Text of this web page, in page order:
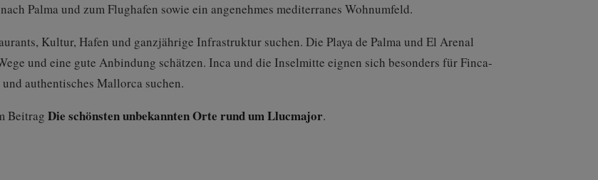
Palma und zum Flughafen sowie ein angenehmes mediterranes Wohnumfeld.
Kultur, Hafen und ganzjährige Infrastruktur suchen. Die Playa de Palma und El Arenal
und eine gute Anbindung schätzen. Inca und die Inselmitte eignen sich besonders für Finca-
authentisches Mallorca suchen.
Beitrag Die schönsten unbekannten Orte rund um Llucmajor.